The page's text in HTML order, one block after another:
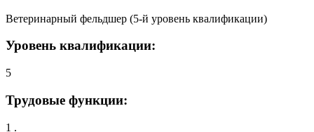
Ветеринарный фельдшер (5-й уровень квалификации)
Уровень квалификации:
5
Трудовые функции:
1 .